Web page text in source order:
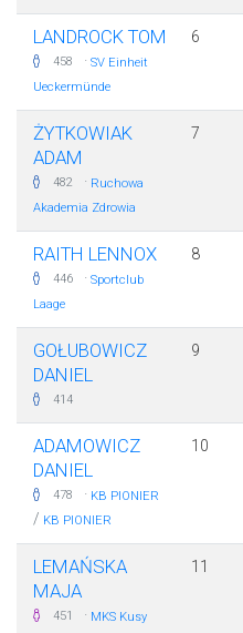
LANDROCK TOM
458 · SV Einheit
Ueckermünde
6
ŻYTKOWIAK
ADAM
482 · Ruchowa
Akademia Zdrowia
7
RAITH LENNOX
446 · Sportclub
Laage
8
GOŁUBOWICZ
DANIEL
414
9
ADAMOWICZ
DANIEL
478 · KB PIONIER
/ KB PIONIER
10
LEMAŃSKA
MAJA
451 · MKS Kusy
11